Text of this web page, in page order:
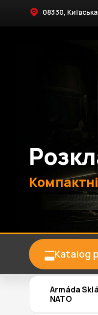
08330,
Katalog
Armáda
NATO